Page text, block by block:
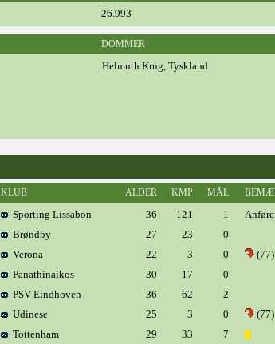
26.993
DOMMER
Helmuth Krug, Tyskland
KLUB ALDER KMP MÅL
Sporting Lissabon 36 121 1
Brøndby 27 23
0
Verona 22 3 0
(77)
Panathinaikos 30 17
0
PSV Eindhoven 36 62
2
Udinese 25 3 0
(77)
Tottenham 29 33
7